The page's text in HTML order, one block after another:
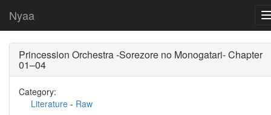
Nyaa
Princession Orchestra -Sorezore no Monogatari- Chapter
01–04
Category:
Literature - Raw